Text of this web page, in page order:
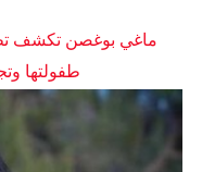
ماغي بوغصن تكشف
طفولتها